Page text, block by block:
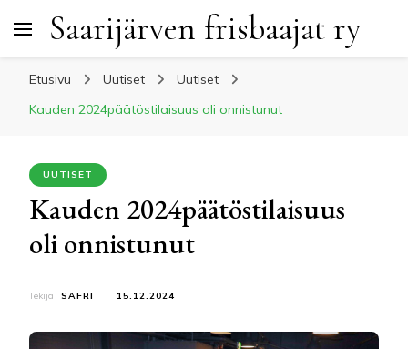
Saarijärven frisbaajat ry
Etusivu Uutiset
Uutiset
Kauden 2024päätöstilaisuus oli onnistunut
UUTISET
Kauden 2024päätöstilaisuus
oli onnistunut
Tekijä SAFRI 15.12.2024